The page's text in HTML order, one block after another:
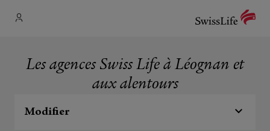
Les agences Swiss Life à Léognan et
aux alentours
Modifier